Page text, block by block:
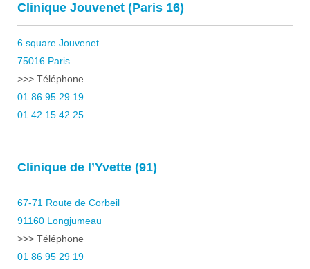
Clinique Jouvenet (Paris 16)
6 square Jouvenet
75016 Paris
>>> Téléphone
01 86 95 29 19
01 42 15 42 25
Clinique de l’Yvette (91)
67-71 Route de Corbeil
91160 Longjumeau
>>> Téléphone
01 86 95 29 19